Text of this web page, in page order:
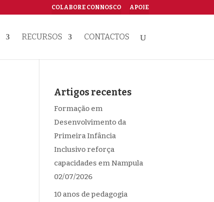
COLABORE CONNOSCO APOIE
RECURSOS CONTACTOS
Artigos recentes
Formação em
Desenvolvimento da
Primeira Infância
Inclusivo reforça
capacidades em Nampula
02/07/2026
10 anos de pedagogia